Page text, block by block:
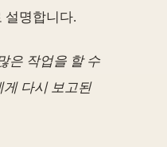
설명합니다.
은 작업을 할 수
게 다시 보고된